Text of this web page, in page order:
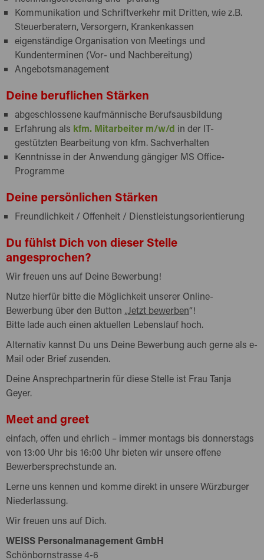
Kommunikation und Schriftverkehr mit Dritten, wie z.B.
Steuerberatern, Versorgern, Krankenkassen
eigenständige Organisation von Meetings und
Kundenterminen (Vor- und Nachbereitung)
Angebotsmanagement
Deine beruflichen Stärken
abgeschlossene kaufmännische Berufsausbildung
Erfahrung als kfm. Mitarbeiter m/w/d in der IT-
gestützten Bearbeitung von kfm. Sachverhalten
Kenntnisse in der Anwendung gängiger MS Office-
Programme
Deine persönlichen Stärken
Freundlichkeit / Offenheit / Dienstleistungsorientierung
Du fühlst Dich von dieser Stelle
angesprochen?
Wir freuen uns auf Deine Bewerbung!
Nutze hierfür bitte die Möglichkeit unserer Online-
Bewerbung über den Button „Jetzt bewerben“!
Bitte lade auch einen aktuellen Lebenslauf hoch.
Alternativ kannst Du uns Deine Bewerbung auch gerne als e-
Mail oder Brief zusenden.
Deine Ansprechpartnerin für diese Stelle ist Frau Tanja
Geyer.
Meet and greet
einfach, offen und ehrlich – immer montags bis donnerstags
von 13:00 Uhr bis 16:00 Uhr bieten wir unsere offene
Bewerbersprechstunde an.
Lerne uns kennen und komme direkt in unsere Würzburger
Niederlassung.
Wir freuen uns auf Dich.
WEISS Personalmanagement GmbH
Schönbornstrasse 4-6